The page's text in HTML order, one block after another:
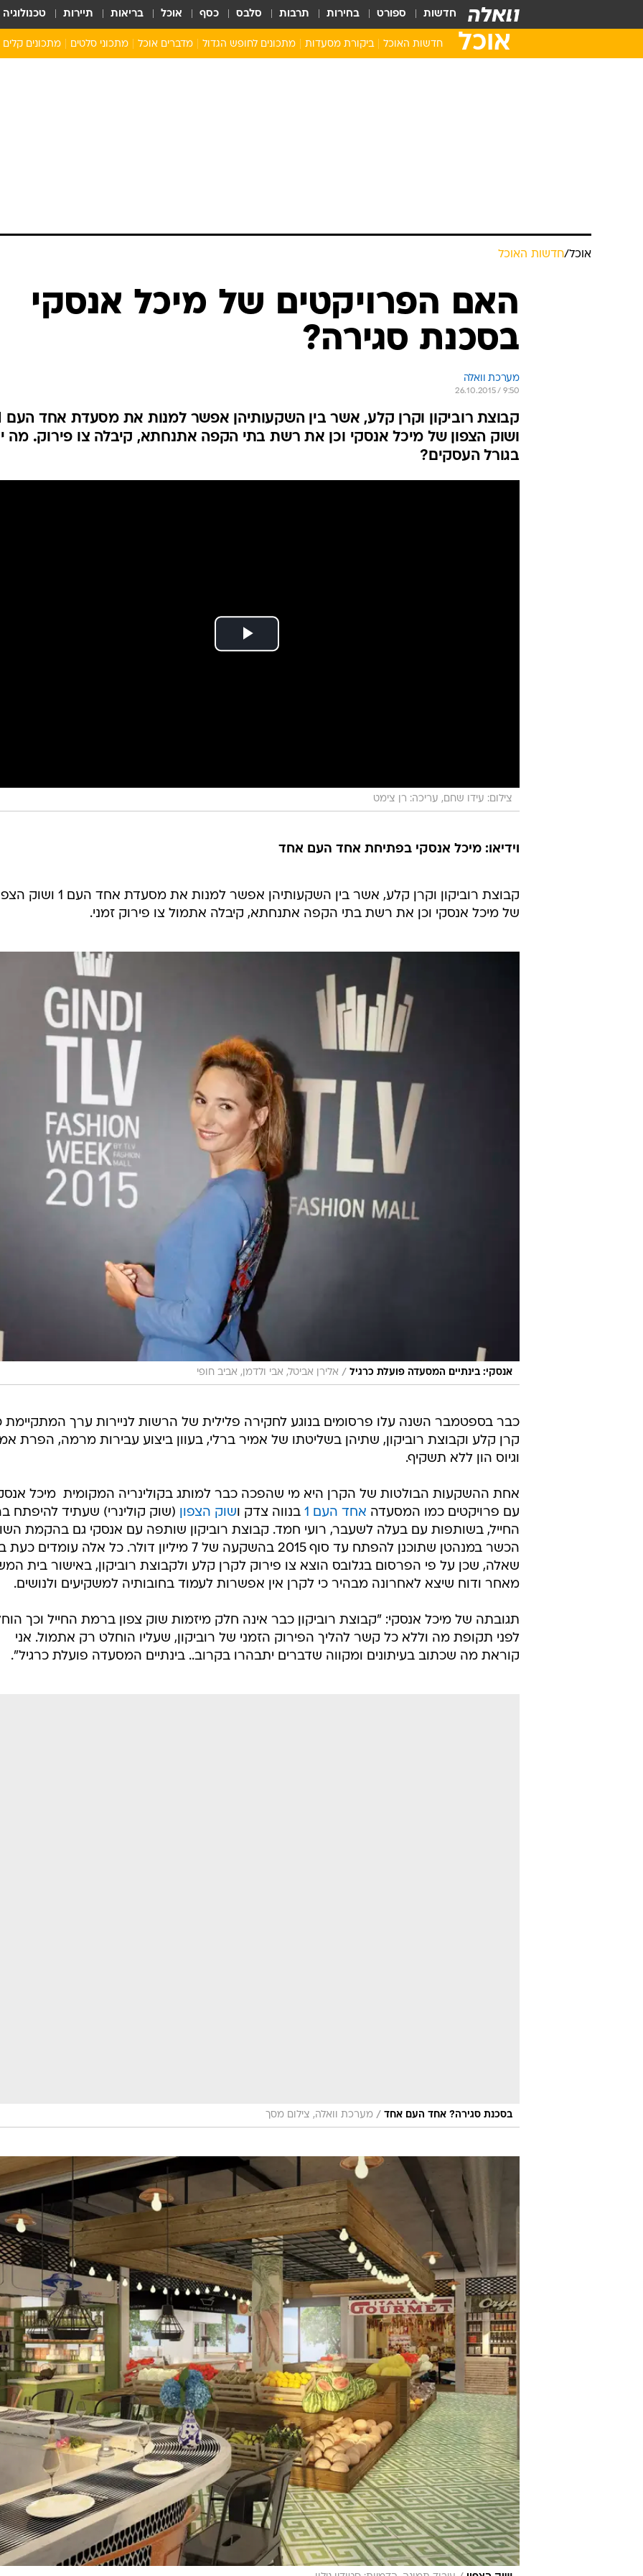
חדשות ספורט בחירות תרבות סלבס כסף אוכל בריאות תיירות טכנולוגיה
אוכל חדשות האוכל ביקורת מסעדות מתכונים לחופש הגדול מדברים אוכל מתכוני סלטים מתכונים קלים
אוכל/חדשות האוכל
האם הפרויקטים של מיכל אנסקי
בסכנת סגירה?
מערכת וואלה
26.10.2015 / 9:50
ושוק הצפון של מיכל אנסקי וכן את רשת בתי הקפה אתנחתא, קיבלה צו פירוק. מה
בגורל העסקים?
צילום: עידו שחם, עריכה: רן צימט
וידיאו: מיכל אנסקי בפתיחת אחד העם אחד
קבוצת רוביקון וקרן קלע, אשר בין השקעותיהן אפשר למנות את מסעדת אחד העם
של מיכל אנסקי וכן את רשת בתי הקפה אתנחתא, קיבלה אתמול צו פירוק זמני.
אנסקי: בינתיים המסעדה פועלת כרגיל / אלירן אביטל, אבי ולדמן, אביב חופי
כבר בספטמבר השנה עלו פרסומים בנוגע לחקירה פלילית של הרשות לניירות ערך המתקיימת
קרן קלע וקבוצת רוביקון, שתיהן בשליטתו של אמיר ברלי, בעוון ביצוע עבירות מרמה, הפרת
וגיוס הון ללא תשקיף.
אחת ההשקעות הבולטות של הקרן היא מי שהפכה כבר למותג בקולינריה המקומית  מיכל
עם פרויקטים כמו המסעדה אחד העם 1 בנווה צדק ושוק הצפון (שוק קולינרי) שעתיד להיפתח
החייל, בשותפות עם בעלה לשעבר, רועי חמד. קבוצת רוביקון שותפה עם אנסקי גם בהקמת
הכשר במנהטן שתוכנן להפתח עד סוף 2015 בהשקעה של 7 מיליון דולר. כל אלה
שאלה, שכן על פי הפרסום בגלובס הוצא צו פירוק לקרן קלע ולקבוצת רוביקון, באישור בית
מאחר ודוח שיצא לאחרונה מבהיר כי לקרן אין אפשרות לעמוד בחובותיה למשקיעים ולנושים.
תגובתה של מיכל אנסקי: "קבוצת רוביקון כבר אינה חלק מיזמות שוק צפון ברמת החייל וכך
לפני תקופת מה וללא כל קשר להליך הפירוק הזמני של רוביקון, שעליו הוחלט רק אתמול. אני
קוראת מה שכתוב בעיתונים ומקווה שדברים יתבהרו בקרוב.. בינתיים המסעדה פועלת כרגיל".
בסכנת סגירה? אחד העם אחד / מערכת וואלה, צילום מסך